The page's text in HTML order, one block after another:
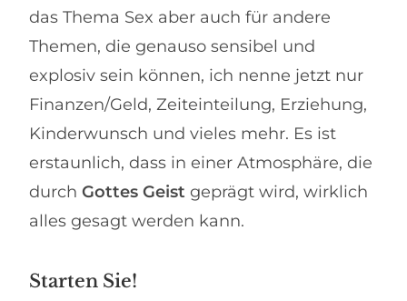
das Thema Sex aber auch für andere
Themen, die genauso sensibel und
explosiv sein können, ich nenne jetzt nur
Finanzen/Geld, Zeiteinteilung, Erziehung,
Kinderwunsch und vieles mehr. Es ist
erstaunlich, dass in einer Atmosphäre, die
durchGottes Geist geprägt wird, wirklich
alles gesagt werden kann.
Starten Sie!